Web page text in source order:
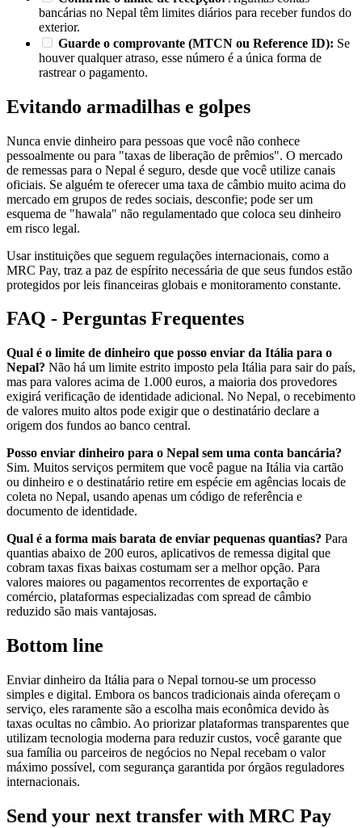
bancárias no Nepal têm limites diários para receber fundos do
exterior.
Guarde o comprovante (MTCN ou Reference ID): Se
houver qualquer atraso, esse número é a única forma de
rastrear o pagamento.
Evitando armadilhas e golpes
Nunca envie dinheiro para pessoas que você não conhece
pessoalmente ou para "taxas de liberação de prêmios". O mercado
de remessas para o Nepal é seguro, desde que você utilize canais
oficiais. Se alguém te oferecer uma taxa de câmbio muito acima do
mercado em grupos de redes sociais, desconfie; pode ser um
esquema de "hawala" não regulamentado que coloca seu dinheiro
em risco legal.
Usar instituições que seguem regulações internacionais, como a
MRC Pay, traz a paz de espírito necessária de que seus fundos estão
protegidos por leis financeiras globais e monitoramento constante.
FAQ - Perguntas Frequentes
Qual é o limite de dinheiro que posso enviar da Itália para o
Nepal? Não há um limite estrito imposto pela Itália para sair do país,
mas para valores acima de 1.000 euros, a maioria dos provedores
exigirá verificação de identidade adicional. No Nepal, o recebimento
de valores muito altos pode exigir que o destinatário declare a
origem dos fundos ao banco central.
Posso enviar dinheiro para o Nepal sem uma conta bancária?
Sim. Muitos serviços permitem que você pague na Itália via cartão
ou dinheiro e o destinatário retire em espécie em agências locais de
coleta no Nepal, usando apenas um código de referência e
documento de identidade.
Qual é a forma mais barata de enviar pequenas quantias? Para
quantias abaixo de 200 euros, aplicativos de remessa digital que
cobram taxas fixas baixas costumam ser a melhor opção. Para
valores maiores ou pagamentos recorrentes de exportação e
comércio, plataformas especializadas com spread de câmbio
reduzido são mais vantajosas.
Bottom line
Enviar dinheiro da Itália para o Nepal tornou-se um processo
simples e digital. Embora os bancos tradicionais ainda ofereçam o
serviço, eles raramente são a escolha mais econômica devido às
taxas ocultas no câmbio. Ao priorizar plataformas transparentes que
utilizam tecnologia moderna para reduzir custos, você garante que
sua família ou parceiros de negócios no Nepal recebam o valor
máximo possível, com segurança garantida por órgãos reguladores
internacionais.
Send your next transfer with MRC Pay